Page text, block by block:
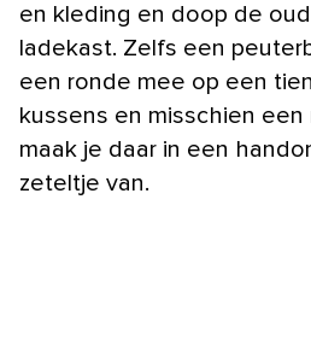
en kleding en doop de
ladekast. Zelfs een
een ronde mee op een
kussens en misschien een
maak je daar in een
zeteltje van.